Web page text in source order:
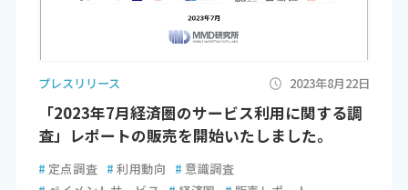
プレスリリース 2023年8月22日
「2023年7月経済圏のサービス利用に関する調
査」レポートの販売を開始いたしました。
# 定点調査 # 利用動向 # 意識調査